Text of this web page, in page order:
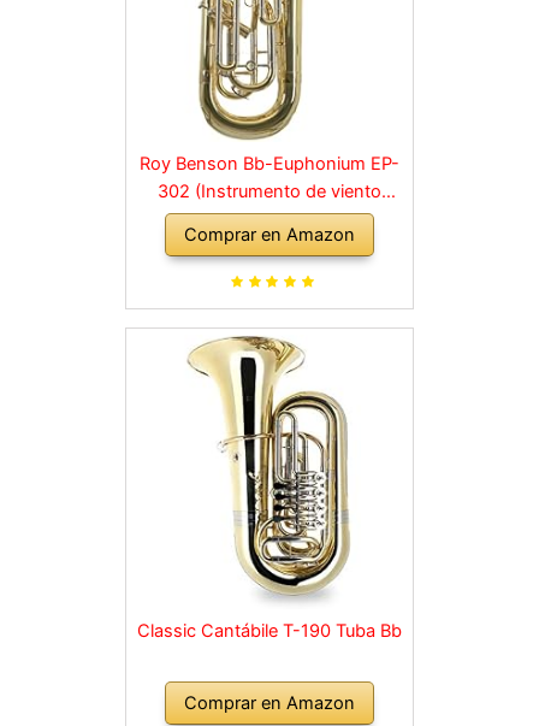
Roy Benson Bb-Euphonium EP-
302 (Instrumento de viento
profesional, con tudel de latón
dorado, correderas exteriores de
alpaca, válvulas de acero
cómoda)
Comprar en Amazon
Classic Cantábile T-190 Tuba Bb
Comprar en Amazon